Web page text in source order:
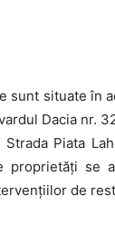
sunt situate în
Dacia nr.
Piata
proprietăți se
de